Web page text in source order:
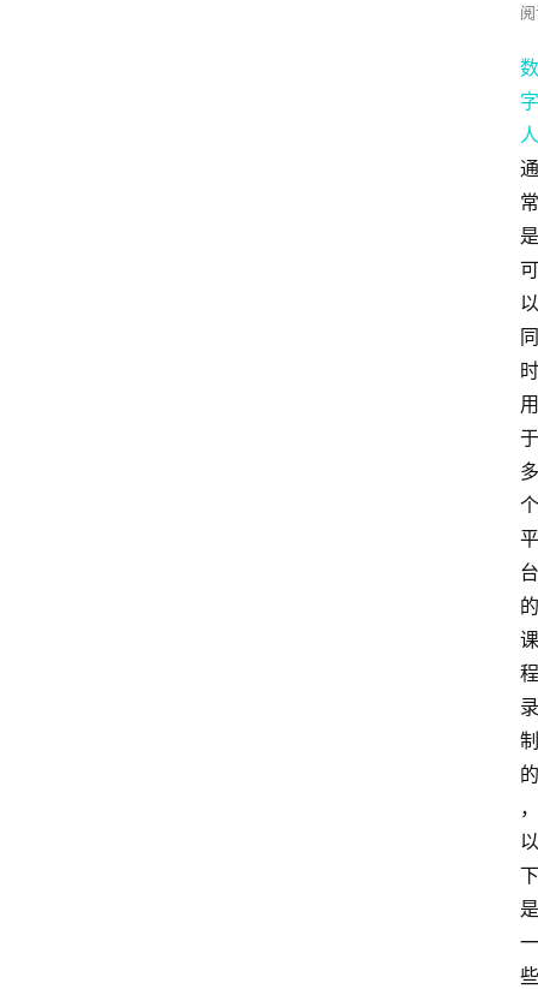
数
字
人
通
常
是
可
以
同
时
用
于
多
个
平
台
的
课
程
录
制
的
，
以
下
是
一
些